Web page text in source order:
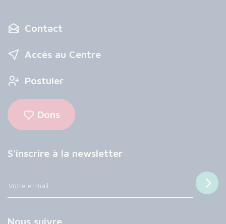
Contact
Accès au Centre
Postuler
Dons
S'inscrire à la newsletter
Nous suivre